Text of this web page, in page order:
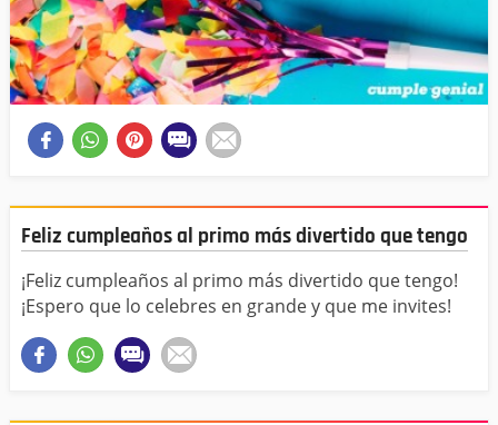
Feliz cumpleaños al primo más divertido que tengo
¡Feliz cumpleaños al primo más divertido que tengo!
¡Espero que lo celebres en grande y que me invites!